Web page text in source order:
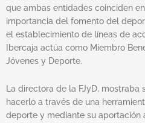
que ambas entidades coinciden
importancia del fomento del
el establecimiento de líneas de
Ibercaja actúa como Miembro
Jóvenes y Deporte.
La directora de la FJyD,
hacerlo a través de una
deporte y mediante su aportación